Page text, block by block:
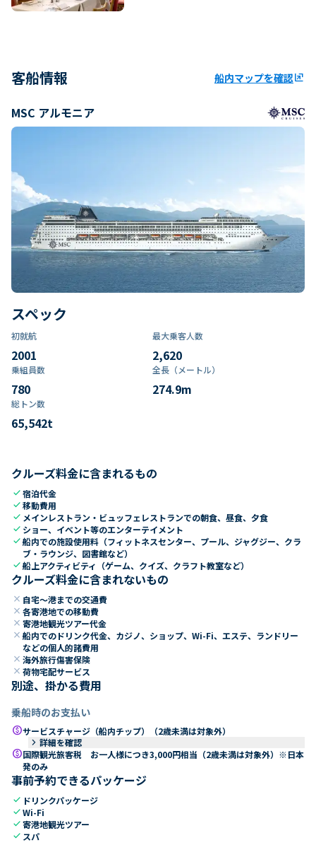
客船情報 船内マップを確認ungroup
MSC アルモニア
スペック
初就航
2001
最大乗客人数
2,620
乗組員数​
780
全長（メートル）
274.9m
総トン数​
65,542t
クルーズ料金に含まれるもの
check宿泊代金
check移動費用
check メインレストラン・ビュッフェレストランでの朝食、昼食、夕食
check ショー、イベント等のエンターテイメント
check船内での施設使用料（フィットネスセンター、プール、ジャグジー、クラ
ブ・ラウンジ、図書館など）
check船上アクティビティ（ゲーム、クイズ、クラフト教室など）
クルーズ料金に含まれないもの
close 自宅～港までの交通費
close 各寄港地での移動費
close 寄港地観光ツアー代金
close 船内でのドリンク代金、カジノ、ショップ、Wi-Fi、エステ、ランドリー
などの個人的諸費用
close 海外旅行傷害保険
close 荷物宅配サービス
別途、掛かる費用
乗船時のお支払い
paidサービスチャージ（船内チップ）（2歳未満は対象外）
keyboard_arrow_right 詳細を確認
paid国際観光旅客税 お一人様につき3,000円相当（2歳未満は対象外）※日本
発のみ
事前予約できるパッケージ
check ドリンクパッケージ
checkWi-Fi
check寄港地観光ツアー
check スパ